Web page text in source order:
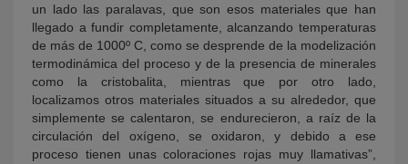
un lado las paralavas, que son esos materiales que han
llegado a fundir completamente, alcanzando temperaturas
de más de 1000º C, como se desprende de la modelización
termodinámica del proceso y de la presencia de minerales
como la cristobalita, mientras que por otro lado,
localizamos otros materiales situados a su alrededor, que
simplemente se calentaron, se endurecieron, a raíz de la
circulación del oxígeno, se oxidaron, y debido a ese
proceso tienen unas coloraciones rojas muy llamativas”,